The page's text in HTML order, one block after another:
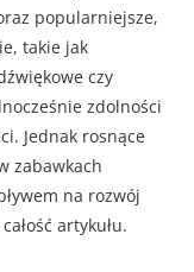
popularniejsze,
takie jak
czy
zdolności
Jednak rosnące
zabawkach
na rozwój
artykułu.